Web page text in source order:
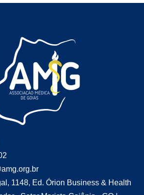
1148, Ed. Órion Business & Health